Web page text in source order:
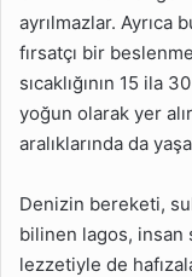
ayrılmazlar. Ayrıca
fırsatçı bir
sıcaklığının 15 ila
yoğun olarak yer
aralıklarında da
Denizin bereketi,
bilinen lagos, insan
lezzetiyle de